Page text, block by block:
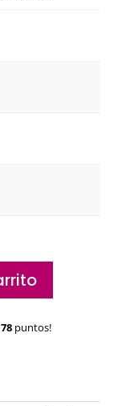
puntos!